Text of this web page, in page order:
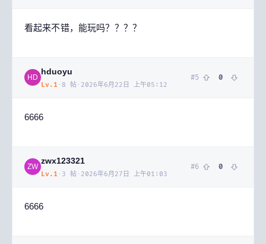
看起来不错，能玩吗？？？？
HD
hduoyu
Lv. 1 · 8 帖 · 2026年6月22日 上午05:12
#5 0
6666
ZW
zwx123321
Lv. 1 · 3 帖 · 2026年6月27日 上午01:03
#6 0
6666